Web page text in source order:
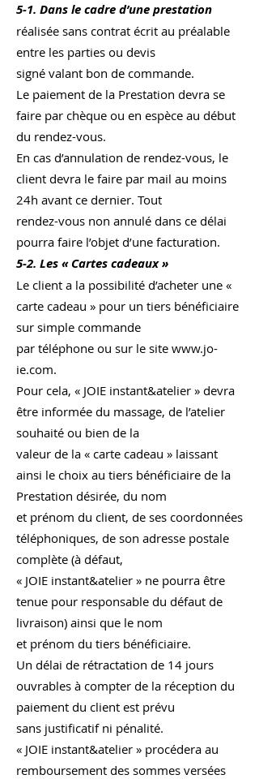
5-1. Dans le cadre d’une prestation
réalisée sans contrat écrit au préalable
entre les parties ou devis
signé valant bon de commande.
Le paiement de la Prestation devra se
faire par chèque ou en espèce au début
du rendez-vous.
En cas d’annulation de rendez-vous, le
client devra le faire par mail au moins
24h avant ce dernier. Tout
rendez-vous non annulé dans ce délai
pourra faire l’objet d’une facturation.
5-2. Les « Cartes cadeaux »
Le client a la possibilité d’acheter une «
carte cadeau » pour un tiers bénéficiaire
sur simple commande
par téléphone ou sur le site www.jo-
ie.com.
Pour cela, « JOIE instant&atelier » devra
être informée du massage, de l’atelier
souhaité ou bien de la
valeur de la « carte cadeau » laissant
ainsi le choix au tiers bénéficiaire de la
Prestation désirée, du nom
et prénom du client, de ses coordonnées
téléphoniques, de son adresse postale
complète (à défaut,
« JOIE instant&atelier » ne pourra être
tenue pour responsable du défaut de
livraison) ainsi que le nom
et prénom du tiers bénéficiaire.
Un délai de rétractation de 14 jours
ouvrables à compter de la réception du
paiement du client est prévu
sans justificatif ni pénalité.
« JOIE instant&atelier » procédera au
remboursement des sommes versées